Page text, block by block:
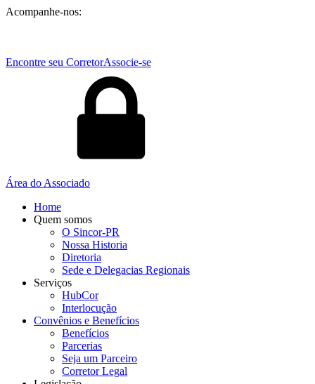
Acompanhe-nos:
Encontre seu CorretorAssocie-se
Área do Associado
Home
Quem somos
O Sincor-PR
Nossa Historia
Diretoria
Sede e Delegacias Regionais
Serviços
HubCor
Interlocução
Convênios e Benefícios
Benefícios
Parcerias
Seja um Parceiro
Corretor Legal